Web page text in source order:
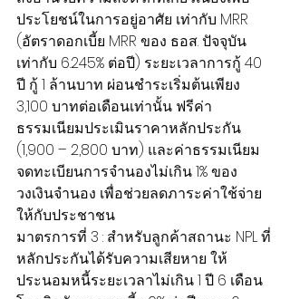
ประโยชน์ในการอยู่อาศัย เท่ากับ MRR
(อัตราดอกเบี้ย MRR ของ ธอส. ปัจจุบัน
เท่ากับ 6.245% ต่อปี) ระยะเวลาการกู้ 40
ปี กู้ 1 ล้านบาท ผ่อนชำระเริ่มต้นเพียง
3,100 บาทต่อเดือนเท่านั้น ฟรีค่า
ธรรมเนียมประเมินราคาหลักประกัน
(1,900 – 2,800 บาท) และค่าธรรมเนียม
จดทะเบียนการจำนองไม่เกิน 1% ของ
วงเงินจำนอง เพื่อช่วยลดภาระค่าใช้จ่าย
ให้กับประชาชน
มาตรการที่ 3 : สำหรับลูกค้าสถานะ NPL ที่
หลักประกันได้รับความเสียหาย ให้
ประนอมหนี้ระยะเวลาไม่เกิน 1 ปี 6 เดือน